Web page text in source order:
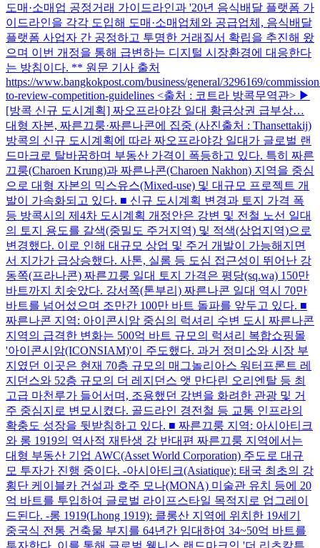
도매·소매업 공정거래 가이드라인과 '20년 음식배달 플랫폼 가
이드라인을 각각 도입해 도매·소매업체와 공급업체, 음식배달
플랫폼 사업자 간 공정하고 투명한 거래질서 확립을 추진해 왔
으며 이번 개정을 통해 급변하는 디지털 시장환경에 대응한다
는 방침이다. ** 원문 기사 출처
https://www.bangkokpost.com/business/general/3296169/
to-review-competition-guidelines <출처 : 코트라 방콕무역관> ▶
[방콕 신규 도시계획] 짜오프라야강 일대 황금상권 급부상…
대형 자본, 짜른끄룽·짜른나콘에 집중 (사진출처 : Thansettakij)
방콕의 신규 도시계획에 따라 짜오프라야강 일대가 글로벌 랜
드마크로 탈바꿈하며 부동산 가격이 폭등하고 있다. 특히 짜른
끄룽(Charoen Krung)과 짜른나콘(Charoen Nakhon) 지역을 중심
으로 대형 자본의 믹스유스(Mixed-use) 및 대규모 프로젝트 개
발이 가속화되고 있다. ■ 신규 도시계획 변경과 토지 가격 폭
등 방콕시의 제4차 도시계획 개정안은 강변 및 전철 노선 일대
의 토지 용도를 갈색(중밀도 주거지역) 및 적색(상업지역)으로
변경했다. 이로 인해 대규모 상업 및 주거 개발이 가능해지면
서 지가가 급상승했다. 사톤, 실롬 등 도심 접근성이 뛰어난 강
동쪽(프라나콘) 짜른끄룽 일대 토지 가격은 평당(sq.wa) 150만
바트까지 치솟았다. 강서쪽(톤부리) 짜른나콘 일대 역시 70만
바트를 넘어섰으며 조만간 100만 바트 돌파를 앞두고 있다. ■
짜른나콘 지역: 아이콘시암 중심의 럭셔리 수변 도시 짜른나콘
지역의 급격한 변화는 500억 바트 규모의 럭셔리 복합쇼핑몰
'아이콘시암(ICONSIAM)'이 주도했다. 과거 정미소와 시장 부
지였던 이곳은 현재 70층 규모의 매그놀리아스 워터프론트 레
지던스와 52층 규모의 더 레지던스 앳 만다린 오리엔탈 등 최
고급 마천루가 들어서며, 조용했던 강변을 화려한 관광 및 거
주 중심지로 변모시켰다. 골드라인 경전철 등 교통 인프라의
확충도 성장을 뒷받침하고 있다. ■ 짜른끄룽 지역: 아시아티크
와 롱 1919의 역사적 재탄생 강 반대편 짜른끄룽 지역에서는
대형 부동산 기업 AWC(Asset World Corporation) 주도로 대규
모 투자가 진행 중이다. -아시아티크(Asiatique): 태국 최초의 강
횡단 케이블카 건설과 호주 모나(MONA) 미술관 유치 등에 20
억 바트를 투입하여 글로벌 라이프스타일 목적지로 업그레이
드된다. -롱 1919(Lhong 1919): 클롱산 지역에 위치한 19세기
중국식 전통 건축물 부지를 64년간 임대하여 34~50억 바트를
투자한다. 이를 통해 글로벌 웰니스 랜드마크인 '더 리츠칼튼